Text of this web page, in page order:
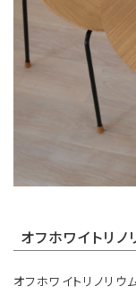
オフホワイトリノ
オフホワイトリノリウ